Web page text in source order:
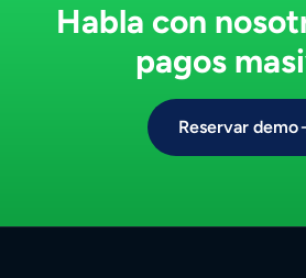
Habla con
pagos
Reservar demo